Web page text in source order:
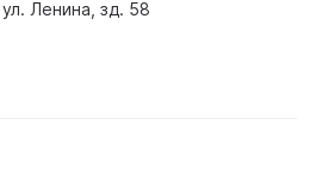
Ленина, зд. 58